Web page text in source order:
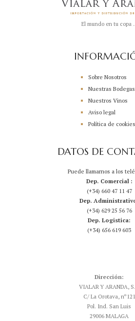
El mundo en tu copa
Sobre Nosotros
Nuestras Bodegas
Nuestros Vinos
Aviso legal
Política de cookies
DATOS DE
Puede llamarnos a los
Dep. Comercial :
(+34) 660 47 11 47
Dep.
(+34) 629 25 56 76
Dep. Logistica:
(+34) 656 619 603
Dirección:
VIALAR Y ARANDA,
C/ La Orotava, nº121
Pol. Ind. San Luis
29006 MALAGA